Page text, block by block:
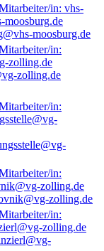
moosburg.de
zolling.de
zolling.de